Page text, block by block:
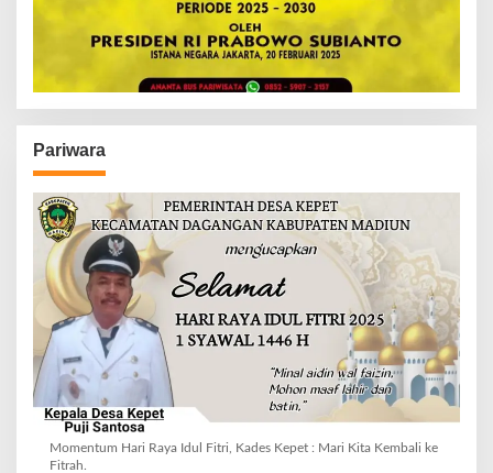
Pariwara
Momentum Hari Raya Idul Fitri, Kades Kepet : Mari Kita Kembali ke
Fitrah.